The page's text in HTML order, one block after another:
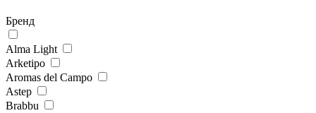
Бренд
Alma Light
Arketipo
Aromas del Campo
Astep
Brabbu